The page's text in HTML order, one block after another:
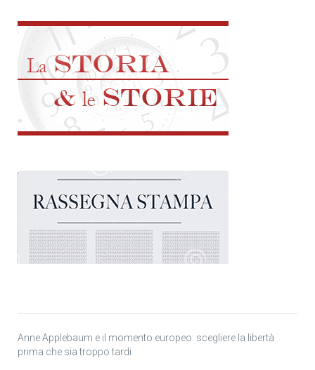
Anne Applebaum e il momento europeo: scegliere la libertà
prima che sia troppo tardi